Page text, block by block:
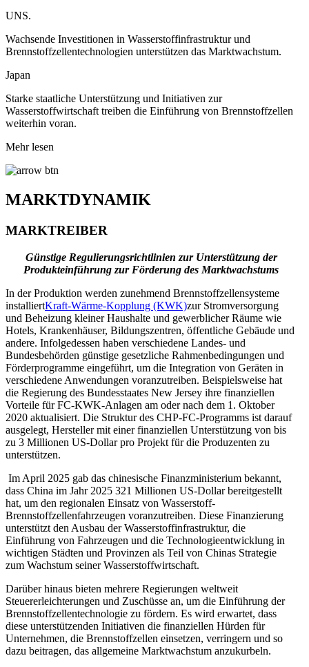
UNS.
Wachsende Investitionen in Wasserstoffinfrastruktur und
Brennstoffzellentechnologien unterstützen das Marktwachstum.
Japan
Starke staatliche Unterstützung und Initiativen zur
Wasserstoffwirtschaft treiben die Einführung von Brennstoffzellen
weiterhin voran.
Mehr lesen
MARKTDYNAMIK
MARKTREIBER
Günstige Regulierungsrichtlinien zur Unterstützung der
Produkteinführung zur Förderung des Marktwachstums
In der Produktion werden zunehmend Brennstoffzellensysteme
installiertKraft-Wärme-Kopplung (KWK)zur Stromversorgung
und Beheizung kleiner Haushalte und gewerblicher Räume wie
Hotels, Krankenhäuser, Bildungszentren, öffentliche Gebäude und
andere. Infolgedessen haben verschiedene Landes- und
Bundesbehörden günstige gesetzliche Rahmenbedingungen und
Förderprogramme eingeführt, um die Integration von Geräten in
verschiedene Anwendungen voranzutreiben. Beispielsweise hat
die Regierung des Bundesstaates New Jersey ihre finanziellen
Vorteile für FC-KWK-Anlagen am oder nach dem 1. Oktober
2020 aktualisiert. Die Struktur des CHP-FC-Programms ist darauf
ausgelegt, Hersteller mit einer finanziellen Unterstützung von bis
zu 3 Millionen US-Dollar pro Projekt für die Produzenten zu
unterstützen.
Im April 2025 gab das chinesische Finanzministerium bekannt,
dass China im Jahr 2025 321 Millionen US-Dollar bereitgestellt
hat, um den regionalen Einsatz von Wasserstoff-
Brennstoffzellenfahrzeugen voranzutreiben. Diese Finanzierung
unterstützt den Ausbau der Wasserstoffinfrastruktur, die
Einführung von Fahrzeugen und die Technologieentwicklung in
wichtigen Städten und Provinzen als Teil von Chinas Strategie
zum Wachstum seiner Wasserstoffwirtschaft. ​
Darüber hinaus bieten mehrere Regierungen weltweit
Steuererleichterungen und Zuschüsse an, um die Einführung der
Brennstoffzellentechnologie zu fördern. Es wird erwartet, dass
diese unterstützenden Initiativen die finanziellen Hürden für
Unternehmen, die Brennstoffzellen einsetzen, verringern und so
dazu beitragen, das allgemeine Marktwachstum anzukurbeln.